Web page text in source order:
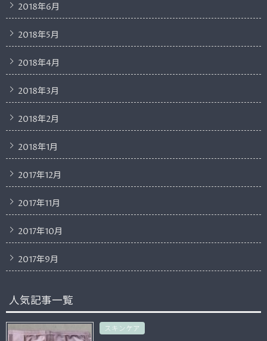
2018年6月
2018年5月
2018年4月
2018年3月
2018年2月
2018年1月
2017年12月
2017年11月
2017年10月
2017年9月
人気記事一覧
スキンケア